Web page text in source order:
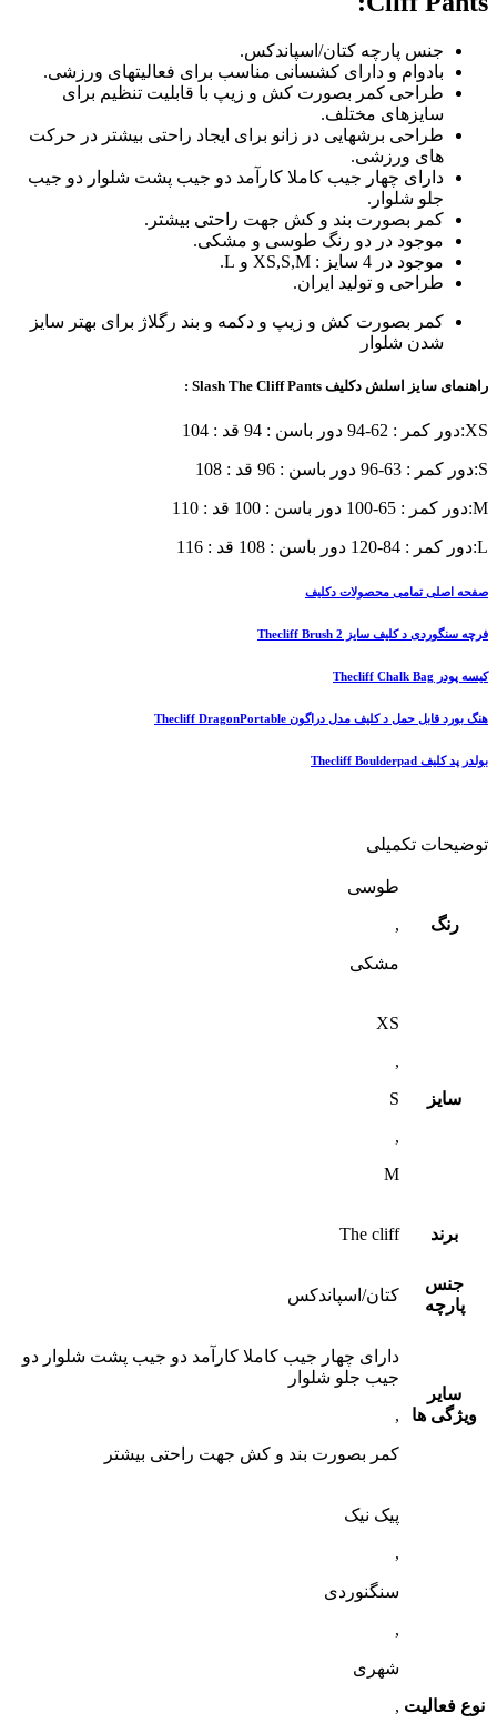
جنس پارچه کتان/اسپاندکس.
بادوام و دارای کشسانی مناسب برای فعالیتهای ورزشی.
طراحی کمر بصورت کش و زیپ با قابلیت تنظیم برای
سایزهای مختلف.
طراحی برشهایی در زانو برای ایجاد راحتی بیشتر در حرکت
های ورزشی.
دارای چهار جیب کاملا کارآمد دو جیب پشت شلوار دو جیب
جلو شلوار.
کمر بصورت بند و کش جهت راحتی بیشتر.
موجود در دو رنگ طوسی و مشکی.
موجود در 4 سایز : XS,S,M و L.
طراحی و تولید ایران.
کمر بصورت کش و زیپ و دکمه و بند رگلاژ براى بهتر سایز
شدن شلوار
راهنمای سایز اسلش دکلیف Slash The Cliff Pants :
XS:دور کمر : 62-94 دور باسن : 94 قد : 104
S:دور کمر : 63-96 دور باسن : 96 قد : 108
M:دور کمر : 65-100 دور باسن : 100 قد : 110
L:دور کمر : 84-120 دور باسن : 108 قد : 116
صفحه اصلی تمامی محصولات دکلیف
فرچه سنگوردی د کلیف سایز 2 Thecliff Brush
کیسه پودر Thecliff Chalk Bag
هنگ بورد قابل حمل د کلیف مدل دراگون Thecliff DragonPortable
بولدر پد کلیف Thecliff Boulderpad
توضیحات تکمیلی
رنگ
طوسی
,
مشکی
سایز
XS
,
S
,
M
برند The cliff
جنس
پارچه
کتان/اسپاندکس
سایر
ویژگی ها
دارای چهار جیب کاملا کارآمد دو جیب پشت شلوار دو
جیب جلو شلوار
,
کمر بصورت بند و کش جهت راحتی بیشتر
نوع فعالیت
پیک نیک
,
سنگنوردی
,
شهری
,